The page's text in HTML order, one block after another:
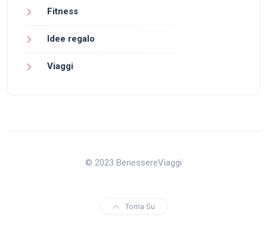
Fitness
Idee regalo
Viaggi
© 2023 BenessereViaggi
Torna Su